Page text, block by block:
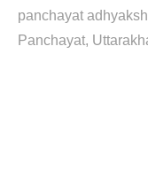
panchayat
Panchayat